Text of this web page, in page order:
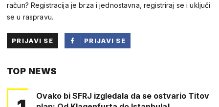
račun? Registracija je brza i jednostavna, registriraj se i uključi
se u raspravu.
PRIJAVI SE
PRIJAVI SE
TOP NEWS
Ovako bi SFRJ izgledala da se ostvario Titov